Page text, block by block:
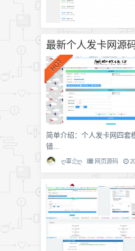
最新个人发卡网源
简单介绍：个人发卡网四套
错...
ღ軍尐ღ 网页源码